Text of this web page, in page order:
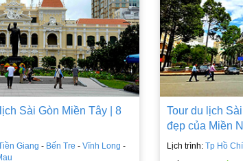
Sài Gòn Miền Tây | 8
Giang - Bến Tre - Vĩnh Long -
Tour du lịch
đẹp của Miền
Lịch trình: Tp Hồ